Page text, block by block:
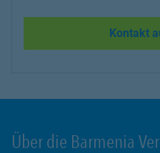
Kontakt
Über die Barmenia